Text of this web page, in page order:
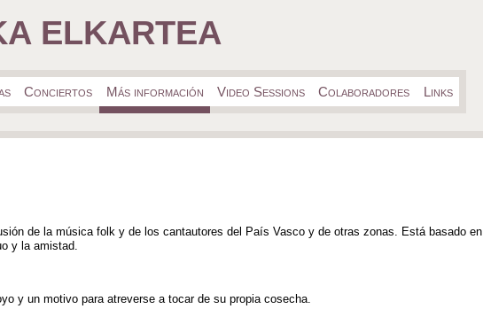
ELKARTEA
Conciertos Más información Video Sessions Colaboradores Links
de la música folk y de los cantautores del País Vasco y de otras zonas. Está basado en
y la amistad.
y un motivo para atreverse a tocar de su propia cosecha.